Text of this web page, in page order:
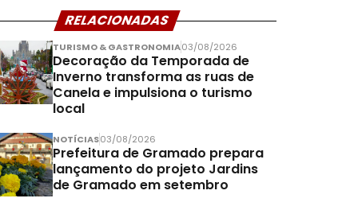
RELACIONADAS
TURISMO & GASTRONOMIA03/08/2026
Decoração da Temporada de
Inverno transforma as ruas de
Canela e impulsiona o turismo
local
NOTÍCIAS03/08/2026
Prefeitura de Gramado prepara
lançamento do projeto Jardins
de Gramado em setembro